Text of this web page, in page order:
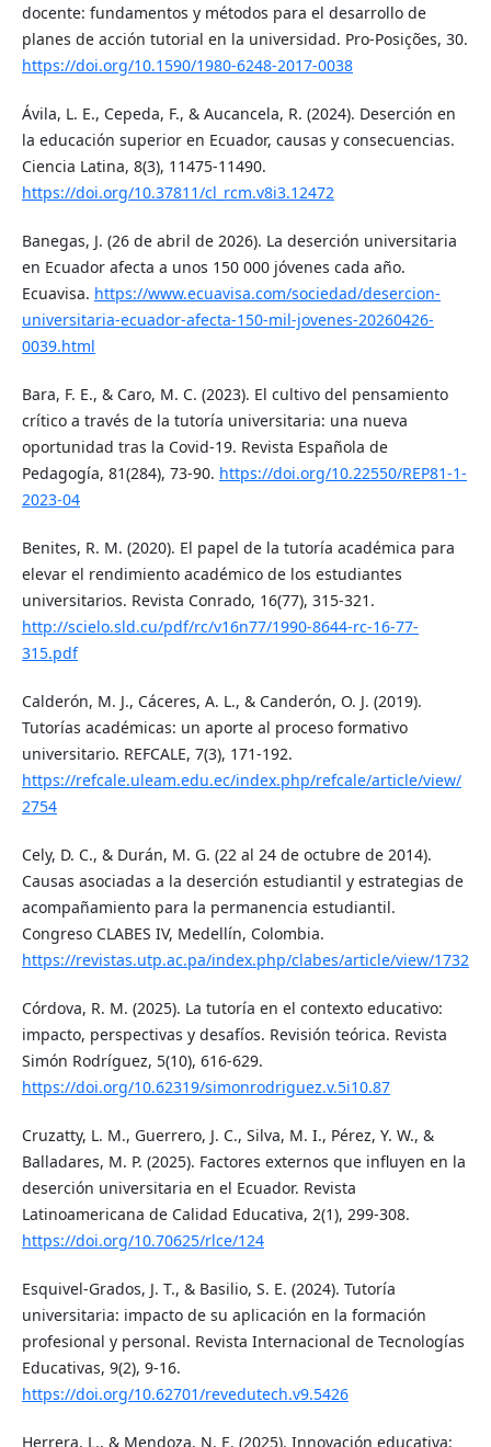
docente: fundamentos y métodos para el desarrollo de
planes de acción tutorial en la universidad. Pro-Posições, 30.
https://doi.org/10.1590/1980-6248-2017-0038
Ávila, L. E., Cepeda, F., & Aucancela, R. (2024). Deserción en
la educación superior en Ecuador, causas y consecuencias.
Ciencia Latina, 8(3), 11475-11490.
https://doi.org/10.37811/cl_rcm.v8i3.12472
Banegas, J. (26 de abril de 2026). La deserción universitaria
en Ecuador afecta a unos 150 000 jóvenes cada año.
Ecuavisa. https://www.ecuavisa.com/sociedad/desercion-
universitaria-ecuador-afecta-150-mil-jovenes-20260426-
0039.html
Bara, F. E., & Caro, M. C. (2023). El cultivo del pensamiento
crítico a través de la tutoría universitaria: una nueva
oportunidad tras la Covid-19. Revista Española de
Pedagogía, 81(284), 73-90. https://doi.org/10.22550/REP81-1-
2023-04
Benites, R. M. (2020). El papel de la tutoría académica para
elevar el rendimiento académico de los estudiantes
universitarios. Revista Conrado, 16(77), 315-321.
http://scielo.sld.cu/pdf/rc/v16n77/1990-8644-rc-16-77-
315.pdf
Calderón, M. J., Cáceres, A. L., & Canderón, O. J. (2019).
Tutorías académicas: un aporte al proceso formativo
universitario. REFCALE, 7(3), 171-192.
https://refcale.uleam.edu.ec/index.php/refcale/article/view/
2754
Cely, D. C., & Durán, M. G. (22 al 24 de octubre de 2014).
Causas asociadas a la deserción estudiantil y estrategias de
acompañamiento para la permanencia estudiantil.
Congreso CLABES IV, Medellín, Colombia.
https://revistas.utp.ac.pa/index.php/clabes/article/view/1732
Córdova, R. M. (2025). La tutoría en el contexto educativo:
impacto, perspectivas y desafíos. Revisión teórica. Revista
Simón Rodríguez, 5(10), 616-629.
https://doi.org/10.62319/simonrodriguez.v.5i10.87
Cruzatty, L. M., Guerrero, J. C., Silva, M. I., Pérez, Y. W., &
Balladares, M. P. (2025). Factores externos que influyen en la
deserción universitaria en el Ecuador. Revista
Latinoamericana de Calidad Educativa, 2(1), 299-308.
https://doi.org/10.70625/rlce/124
Esquivel-Grados, J. T., & Basilio, S. E. (2024). Tutoría
universitaria: impacto de su aplicación en la formación
profesional y personal. Revista Internacional de Tecnologías
Educativas, 9(2), 9-16.
https://doi.org/10.62701/revedutech.v9.5426
Herrera, L., & Mendoza, N. E. (2025). Innovación educativa: